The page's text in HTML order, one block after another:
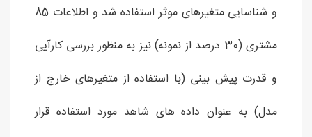
و شناسایی متغیرهای موثر استفاده شد و اطلاعات 85
مشتری (30 درصد از نمونه) نیز به منظور بررسی کارآیی
و قدرت پیش بینی (با استفاده از متغیرهای خارج از
مدل) به عنوان داده های شاهد مورد استفاده قرار